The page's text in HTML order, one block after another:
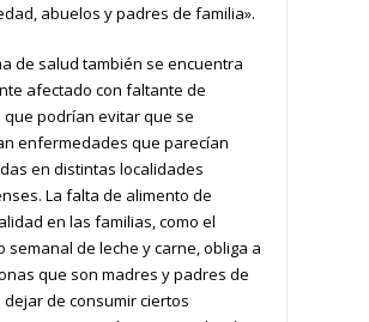
abuelos y padres de familia».
de salud también se encuentra
afectado con faltante de
que podrían evitar que se
enfermedades que parecían
en distintas localidades
La falta de alimento de
en las familias, como el
semanal de leche y carne, obliga a
que son madres y padres de
de consumir ciertos